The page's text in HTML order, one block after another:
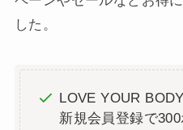
した。
LOVE YOUR
新規会員登録で